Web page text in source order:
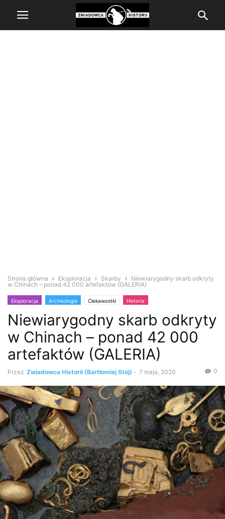
Strona główna Eksploracja Skarby
Niewiarygodny skarb odkryty
w Chinach – ponad 42 000 artefaktów (GALERIA)
Eksploracja Archeologia Ciekawostki Historia
Informacje współczesne Skarby Średniowiecze Zabytki i antyki
Niewiarygodny skarb odkryty
w Chinach – ponad 42 000
artefaktów (GALERIA)
Przez Zwiadowca Historii (Bartłomiej Stój) - 7 maja, 2020 0